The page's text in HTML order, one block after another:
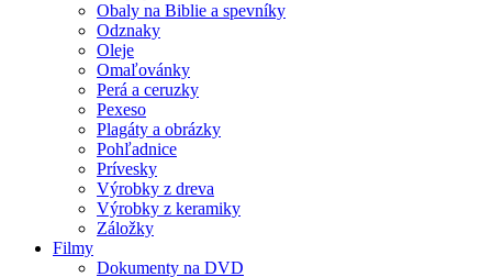
Obaly na Biblie a spevníky
Odznaky
Oleje
Omaľovánky
Perá a ceruzky
Pexeso
Plagáty a obrázky
Pohľadnice
Prívesky
Výrobky z dreva
Výrobky z keramiky
Záložky
Filmy
Dokumenty na DVD